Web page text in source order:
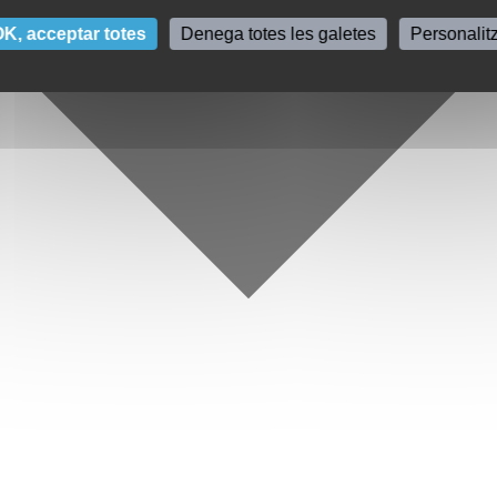
acceptar totes Denega totes les galetes